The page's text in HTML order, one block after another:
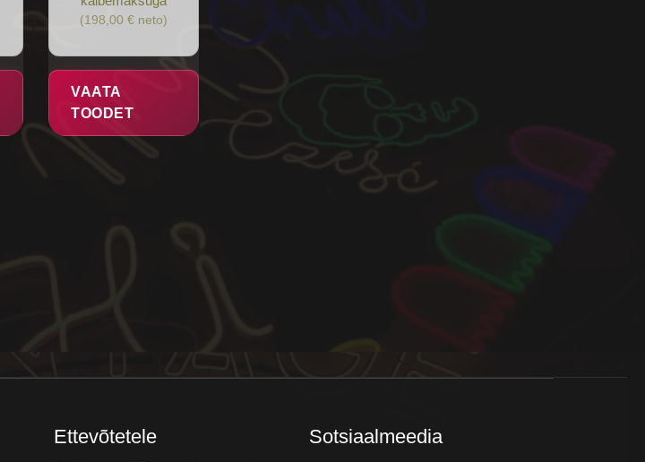
(198,00 € neto)
VAATA
TOODET
Ettevõtetele Sotsiaalmeedia